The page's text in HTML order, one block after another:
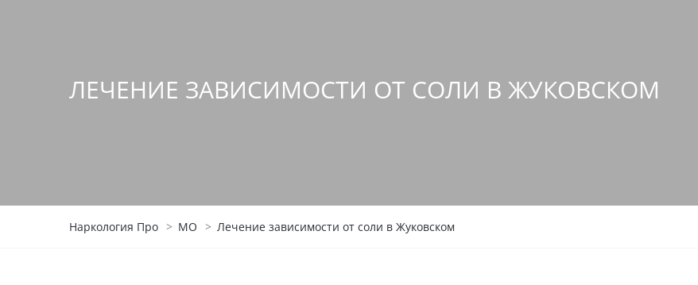
ЛЕЧЕНИЕ ЗАВИСИМОСТИ ОТ СОЛИ В ЖУКОВСКОМ
Наркология Про > МО > Лечение зависимости от соли в Жуковском